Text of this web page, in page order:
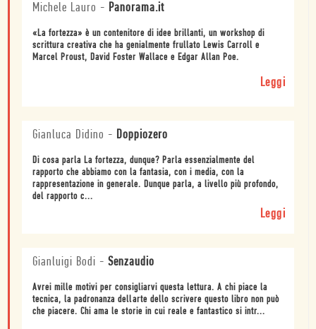
Michele Lauro - Panorama.it
«La fortezza» è un contenitore di idee brillanti, un workshop di
scrittura creativa che ha genialmente frullato Lewis Carroll e
Marcel Proust, David Foster Wallace e Edgar Allan Poe.
Leggi
Gianluca Didino - Doppiozero
Di cosa parla La fortezza, dunque? Parla essenzialmente del
rapporto che abbiamo con la fantasia, con i media, con la
rappresentazione in generale. Dunque parla, a livello più profondo,
del rapporto c...
Leggi
Gianluigi Bodi - Senzaudio
Avrei mille motivi per consigliarvi questa lettura. A chi piace la
tecnica, la padronanza dellarte dello scrivere questo libro non può
che piacere. Chi ama le storie in cui reale e fantastico si intr...